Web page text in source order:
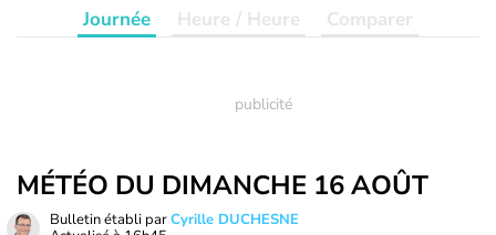
Journée Heure / Heure Comparer
MÉTÉO DU DIMANCHE 16 AOÛT
Bulletin établi parCyrille DUCHESNE